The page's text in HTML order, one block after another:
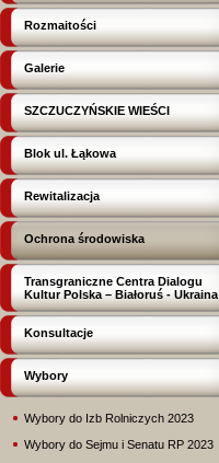
Rozmaitości
Galerie
SZCZUCZYŃSKIE WIEŚCI
Blok ul. Łąkowa
Rewitalizacja
Ochrona środowiska
Transgraniczne Centra Dialogu
Kultur Polska – Białoruś - Ukraina
Konsultacje
Wybory
Wybory do Izb Rolniczych 2023
Wybory do Sejmu i Senatu RP 2023